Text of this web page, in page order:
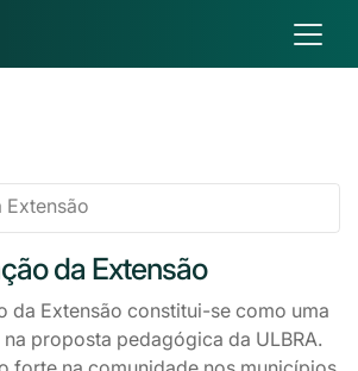
Extensão
da Extensão
da Extensão constitui-se como uma
proposta pedagógica da ULBRA.